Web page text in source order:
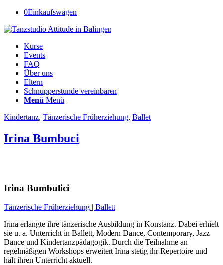
0Einkaufswagen
Kurse
Events
FAQ
Über uns
Eltern
Schnupperstunde vereinbaren
Menü Menü
Kindertanz, Tänzerische Früherziehung, Ballet
Irina Bumbuci
Irina Bumbulici
Tänzerische Früherziehung | Ballett
Irina erlangte ihre tänzerische Ausbildung in Konstanz. Dabei erhielt
sie u. a. Unterricht in Ballett, Modern Dance, Contemporary, Jazz
Dance und Kindertanzpädagogik. Durch die Teilnahme an
regelmäßigen Workshops erweitert Irina stetig ihr Repertoire und
hält ihren Unterricht aktuell.